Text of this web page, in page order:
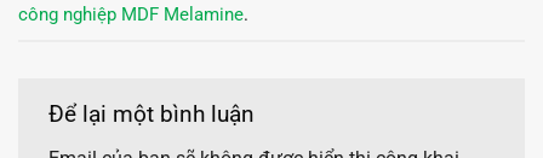
công nghiệp MDF Melamine.
Để lại một bình luận